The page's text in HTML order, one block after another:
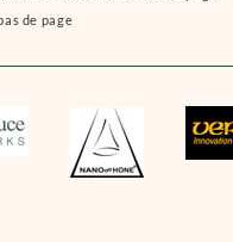
de page